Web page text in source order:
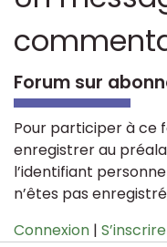
Forum sur
Pour participer à ce
enregistrer au
l’identifiant
n’êtes pas
Connexion | S’inscrire